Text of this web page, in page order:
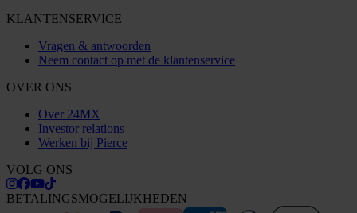
KLANTENSERVICE
Vragen & antwoorden
Neem contact op met de klantenservice
OVER ONS
Over 24MX
Investor relations
Werken bij Pierce
VOLG ONS
BETALINGSMOGELIJKHEDEN